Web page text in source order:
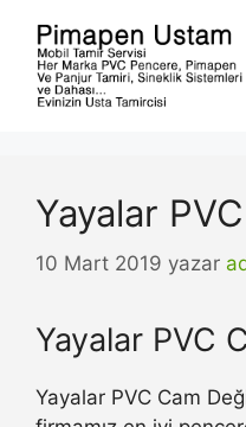
Yayalar
10 Mart 2019 yazar
Yayalar PVC
Yayalar PVC Cam